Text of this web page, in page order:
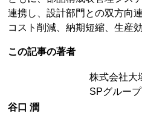
連携し、設計部門との双方向
コスト削減、納期短縮、生産
この記事の著者
株式会社
SPグルー
谷口 潤